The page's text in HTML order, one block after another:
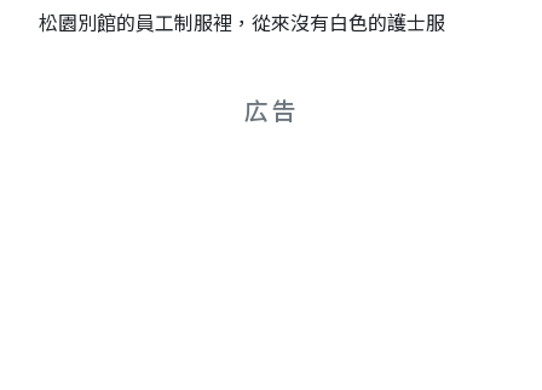
松園別館的員工制服裡，從來沒有白色的護士服
広告